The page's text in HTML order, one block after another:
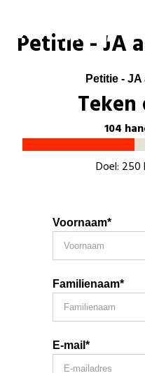
Petitie - JA
Petitie -
104
Doel: 250
Voornaam*
Familienaam*
E-mail*